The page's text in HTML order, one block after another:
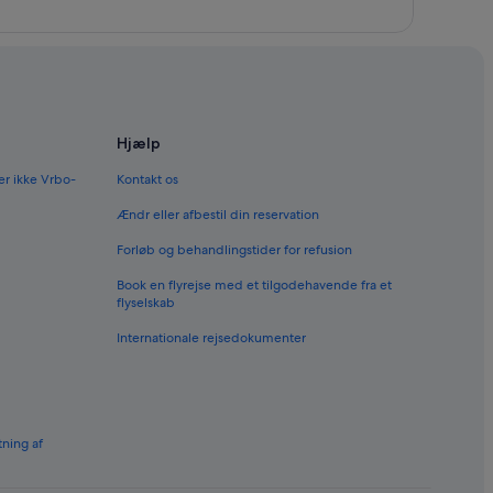
ikke Vrbo-
af
Hjælp
Kontakt os
Ændr eller afbestil din reservation
Forløb og behandlingstider for refusion
Book en flyrejse med et tilgodehavende fra et
flyselskab
Internationale rejsedokumenter